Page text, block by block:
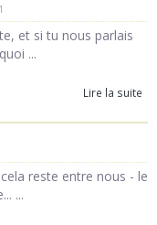
et si tu nous parlais
...
Lire la suite
reste entre nous - le
...